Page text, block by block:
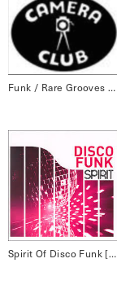
Funk / Rare Grooves Funk Fiction 4
Spirit Of Disco Funk [Disc 4] Disco